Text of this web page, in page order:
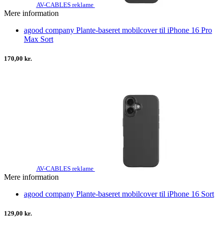
AV-CABLES reklame
Mere information
agood company Plante-baseret mobilcover til iPhone 16 Pro
Max Sort
170,00 kr.
AV-CABLES reklame
Mere information
agood company Plante-baseret mobilcover til iPhone 16 Sort
129,00 kr.